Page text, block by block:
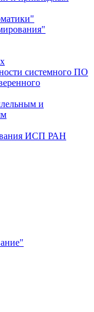
системного ПО
и
ИСП РАН